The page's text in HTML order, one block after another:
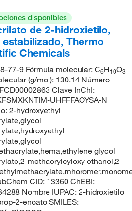
disponibles
de 2-hidroxietilo,
estabilizado, Thermo
Chemicals
77-9 Fórmula molecular: C6H10O3
(g/mol): 130.14 Número
Clave InChI:
UHFFFAOYSA-N
2-hydroxyethyl
glycol
methacryloyloxy ethanol,2-
CID: 13360 ChEBI:
Nombre IUPAC: 2-hidroxietilo
2-enoato SMILES: